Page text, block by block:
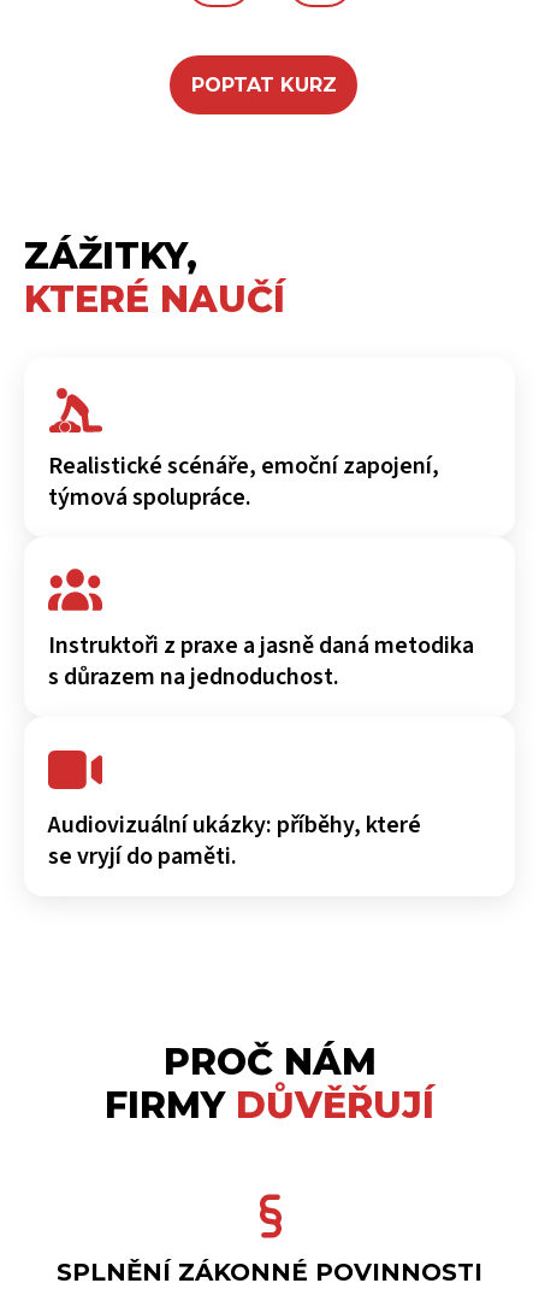
POPTAT KURZ
ZÁŽITKY,
KTERÉ NAUČÍ
Realistické scénáře, emoční zapojení,
týmová spolupráce.
Instruktoři z praxe a jasně daná metodika
s důrazem na jednoduchost.
Audiovizuální ukázky: příběhy, které
se vryjí do paměti.
PROČ NÁM
FIRMYDŮVĚŘUJÍ
SPLNĚNÍ ZÁKONNÉ POVINNOSTI